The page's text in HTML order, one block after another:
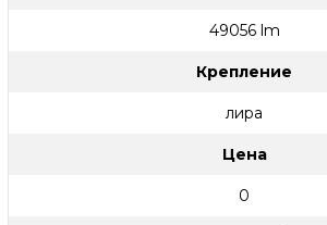
49056 lm
Крепление
лира
Цена
0